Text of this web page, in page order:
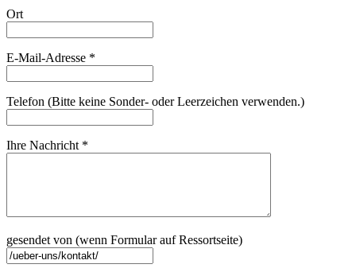
Ort
E-Mail-Adresse *
Telefon (Bitte keine Sonder- oder Leerzeichen verwenden.)
Ihre Nachricht *
gesendet von (wenn Formular auf Ressortseite)